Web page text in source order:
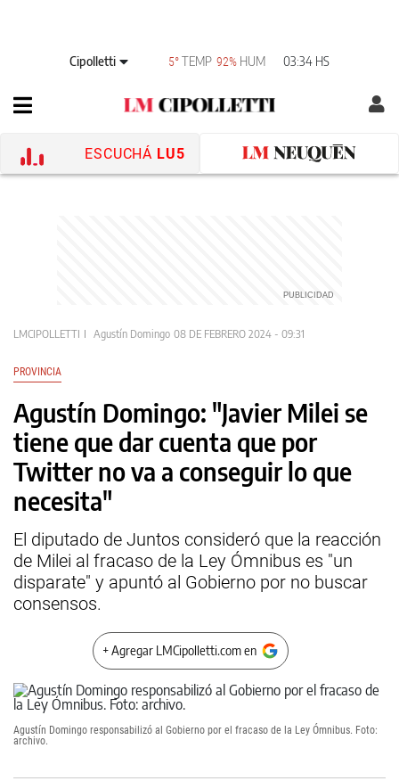
Cipolletti 5°TEMP 92% HUM 03:34 HS
ESCUCHÁ LU5
LMCIPOLLETTI Agustín Domingo 08 DE FEBRERO 2024 - 09:31
PROVINCIA
Agustín Domingo: "Javier Milei se
tiene que dar cuenta que por
Twitter no va a conseguir lo que
necesita"
El diputado de Juntos consideró que la reacción
de Milei al fracaso de la Ley Ómnibus es "un
disparate" y apuntó al Gobierno por no buscar
consensos.
+ Agregar LMCipolletti.com en
Agustín Domingo responsabilizó al Gobierno por el fracaso de la Ley Ómnibus. Foto:
archivo.